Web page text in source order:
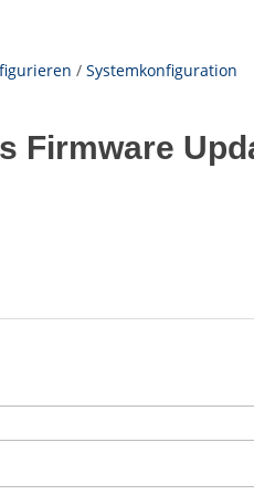
/ Systemkonfiguration
Firmware